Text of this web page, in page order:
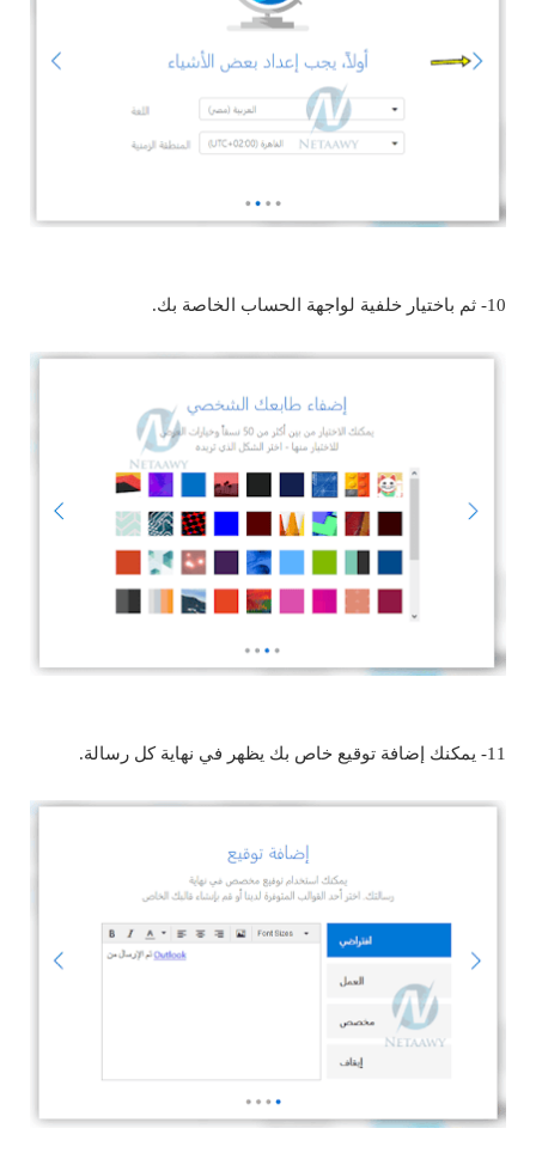
10- ثم باختيار خلفية لواجهة الحساب الخاصة بك.
11- يمكنك إضافة توقيع خاص بك يظهر في نهاية كل رسالة.